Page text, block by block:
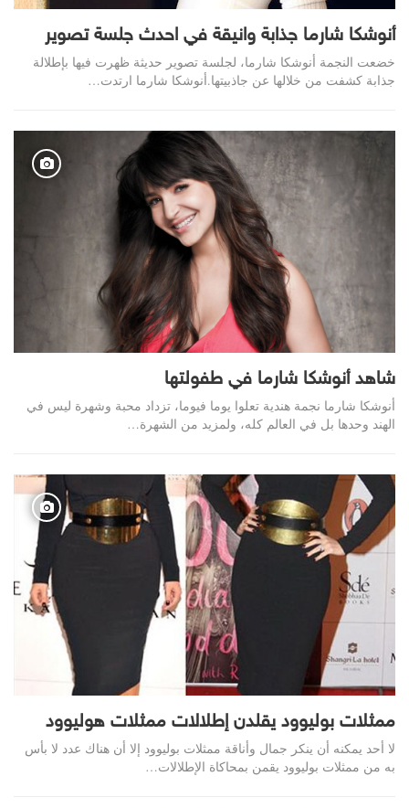
أنوشكا شارما جذابة وانيقة في احدث جلسة تصوير
خضعت النجمة أنوشكا شارما، لجلسة تصوير حديثة ظهرت فيها بإطلالة
جذابة كشفت من خلالها عن جاذبيتها.أنوشكا شارما ارتدت…
شاهد أنوشكا شارما في طفولتها
أنوشكا شارما نجمة هندية تعلوا يوما فيوما، تزداد محبة وشهرة ليس في
الهند وحدها بل في العالم كله، ولمزيد من الشهرة…
ممثلات بوليوود يقلدن إطلالات ممثلات هوليوود
لا أحد يمكنه أن ينكر جمال وأناقة ممثلات بوليوود إلا أن هناك عدد لا بأس
به من ممثلات بوليوود يقمن بمحاكاة الإطلالات…